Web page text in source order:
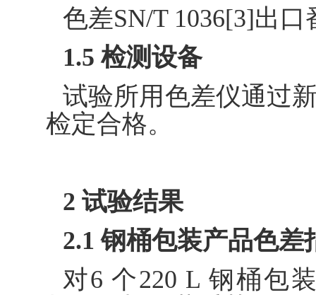
色差SN/T 1036[3]出
1.5 检测设备
试验所用色差仪通过
检定合格。
2 试验结果
2.1 钢桶包装产品色差
对6 个220 L 钢桶包